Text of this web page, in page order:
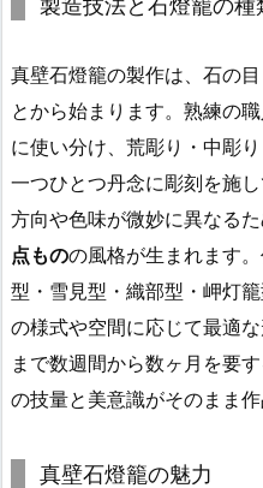
真壁石燈籠の製作は、石の
とから始まります。熟練の
に使い分け、荒彫り・中彫
一つひとつ丹念に彫刻を施
方向や色味が微妙に異なるた
点ものの風格が生まれます
型・雪見型・織部型・岬灯
の様式や空間に応じて最適
まで数週間から数ヶ月を要
の技量と美意識がそのまま作
真壁石燈籠の魅力